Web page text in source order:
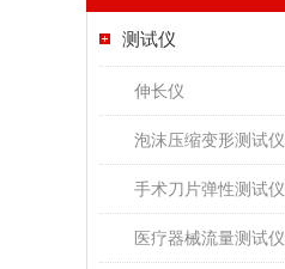
测试仪
伸长仪
泡沫压缩变形测试仪
手术刀片弹性测试仪
医疗器械流量测试仪